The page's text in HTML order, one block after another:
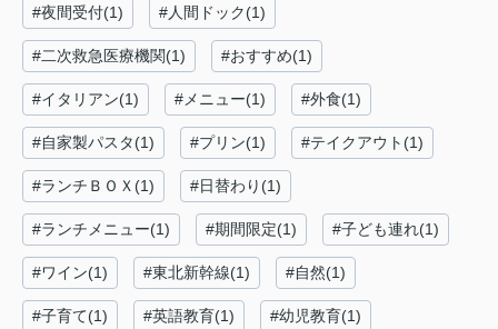
#夜間受付(1) #人間ドック(1)
#二次救急医療機関(1) #おすすめ(1)
#イタリアン(1) #メニュー(1) #外食(1)
#自家製パスタ(1) #プリン(1) #テイクアウト(1)
#ランチＢＯＸ(1) #日替わり(1)
#ランチメニュー(1) #期間限定(1) #子ども連れ(1)
#ワイン(1) #東北新幹線(1) #自然(1)
#子育て(1) #英語教育(1) #幼児教育(1)